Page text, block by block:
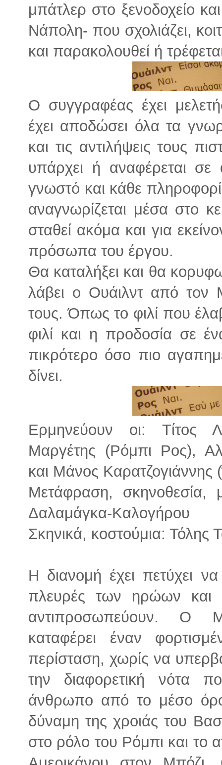
μπάτλερ στο ξενοδοχείο
Νάπολη- που σχολιάζει,
και παρακολουθεί ή
Ο συγγραφέας έχει
έχει αποδώσει όλα τα
και τις αντιλήψεις τους
υπάρχει ή αναφέρεται
γνωστό και κάθε
αναγνωρίζεται μέσα στο
σταθεί ακόμα και για
πρόσωπα του έργου.
Θα καταλήξει και θα
λάβει ο Ουάιλντ από τον
τους. Όπως το φιλί που
φιλί και η προδοσία σε
πικρότερο όσο πιο
δίνει.
Ερμηνεύουν οι: Τίτος
Μαργέτης (Ρόμπι Ρος),
και Μάνος
Μετάφραση, σκηνοθεσία,
Δαλαμάγκα-Καλογήρου
Σκηνικά, κοστούμια: Τόλης
Η διανομή έχει πετύχει να
πλευρές των ηρώων και
αντιπροσωπεύουν. Ο
καταφέρει έναν
περίσταση, χωρίς να
την διαφορετική νότα
άνθρωπο από το μέσο
δύναμη της χροιάς του
στο ρόλο του Ρόμπι και το